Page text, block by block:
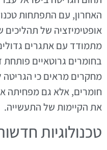
האחרון, עם התפתחות
אופטימיזציה של תהליכים
מתמודד עם אתגרים
בחומרים גרוטאיים
מחקרים מראים כי הגריטה
חומרים, אלא גם מפחיתה
את הקיימות של התעשייה.
טכנולוגיות